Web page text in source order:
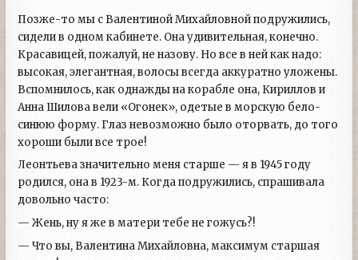
Позже-то мы с Валентиной Михайловной подружились,
сидели в одном кабинете. Она удивительная, конечно.
Красавицей, пожалуй, не назову. Но все в ней как надо:
высокая, элегантная, волосы всегда аккуратно уложены.
Вспомнилось, как однажды на корабле она, Кириллов и
Анна Шилова вели «Огонек», одетые в морскую бело-
синюю форму. Глаз невозможно было оторвать, до того
хороши были все трое!
Леонтьева значительно меня старше — я в 1945 году
родился, она в 1923-м. Когда подружились, спрашивала
довольно часто:
— Жень, ну я же в матери тебе не гожусь?!
— Что вы, Валентина Михайловна, максимум старшая